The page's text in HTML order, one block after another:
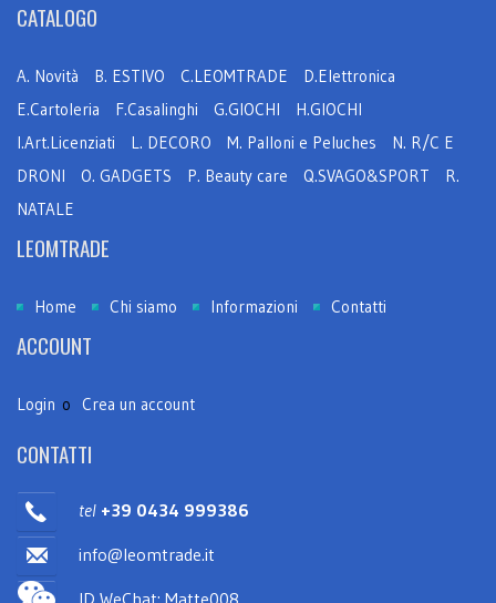
CATALOGO
A. Novità B. ESTIVO C.LEOMTRADE
D.Elettronica
E.Cartoleria
F.Casalinghi G.GIOCHI
H.GIOCHI
I.Art.Licenziati
L. DECORO M. Palloni e Peluches
N. R/C E
DRONI
O. GADGETS P. Beauty care Q.SVAGO&SPORT
R.
NATALE
LEOMTRADE
Home Chi siamo Informazioni Contatti
ACCOUNT
Login o Crea un account
CONTATTI
tel +39 0434 999386
info@leomtrade.it
ID WeChat: Matte008